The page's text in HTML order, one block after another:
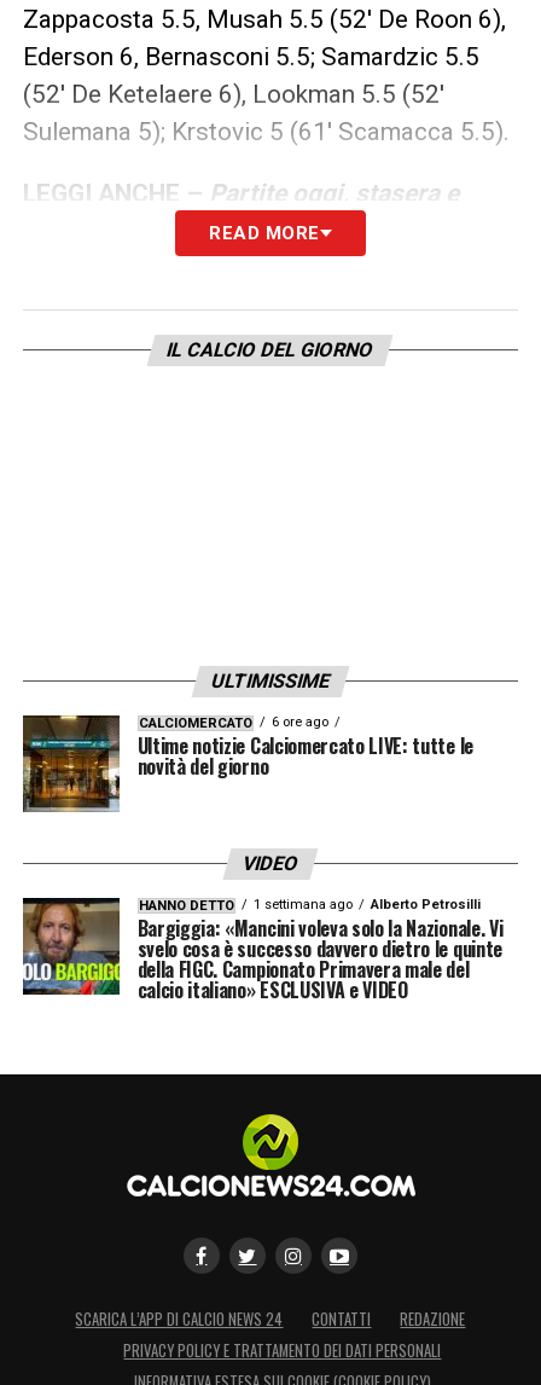
Zappacosta 5.5, Musah 5.5 (52′ De Roon 6),
Ederson 6, Bernasconi 5.5; Samardzic 5.5
(52′ De Ketelaere 6), Lookman 5.5 (52′
Sulemana 5); Krstovic 5 (61′ Scamacca 5.5).
LEGGI ANCHE – Partite oggi, stasera e
domani: guida alla Diretta TV
LA PLAYLIST DELLE NOSTRE TOP NEWS
READ MORE
IL CALCIO DEL GIORNO
ULTIMISSIME
CALCIOMERCATO 6 ore ago
Ultime notizie Calciomercato LIVE: tutte le
novità del giorno
VIDEO
HANNO DETTO 1 settimana ago Alberto Petrosilli
Bargiggia: «Mancini voleva solo la Nazionale. Vi
svelo cosa è successo davvero dietro le quinte
della FIGC. Campionato Primavera male del
calcio italiano» ESCLUSIVA e VIDEO
SCARICA L’APP DI CALCIO NEWS 24 CONTATTI
REDAZIONE
PRIVACY POLICY E TRATTAMENTO DEI DATI PERSONALI